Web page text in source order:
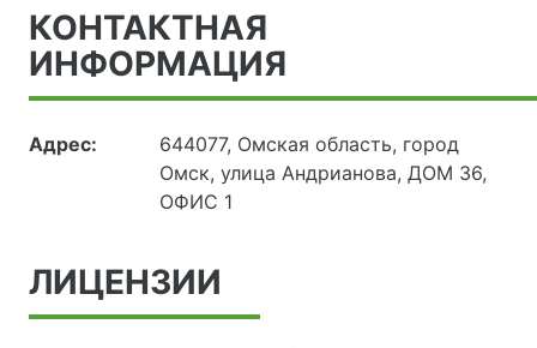
КОНТАКТНАЯ
ИНФОРМАЦИЯ
Адрес:
644077, Омская область, город
Омск, улица Андрианова, ДОМ 36,
ОФИС 1
ЛИЦЕНЗИИ